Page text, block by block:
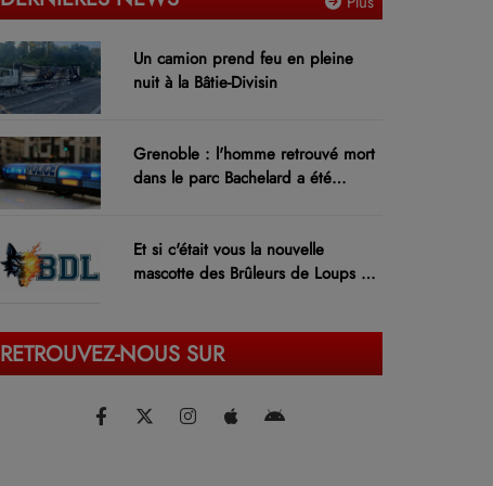
Un camion prend feu en pleine
nuit à la Bâtie-Divisin
Grenoble : l'homme retrouvé mort
dans le parc Bachelard a été
Et si c'était vous la nouvelle
mascotte des Brûleurs de Loups de
RETROUVEZ-NOUS SUR